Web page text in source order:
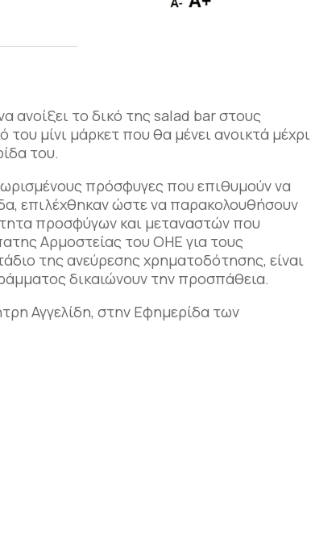
ανοίξει το δικό της salad bar στους
μίνι μάρκετ που θα μένει ανοικτά μέχρι
του.
πρόσφυγες που επιθυμούν να
επιλέχθηκαν ώστε να παρακολουθήσουν
προσφύγων και μεταναστών που
Αρμοστείας του ΟΗΕ για τους
της ανεύρεσης χρηματοδότησης, είναι
δικαιώνουν την προσπάθεια.
Αγγελίδη, στην Εφημερίδα των